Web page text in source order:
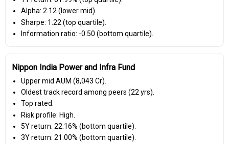
Alpha: 2.12 (lower mid).
Sharpe: 1.22 (top quartile).
Information ratio: -0.50 (bottom quartile).
Nippon India Power and Infra Fund
Upper mid AUM (₹8,043 Cr).
Oldest track record among peers (22 yrs).
Top rated.
Risk profile: High.
5Y return: 22.16% (bottom quartile).
3Y return: 21.00% (bottom quartile).